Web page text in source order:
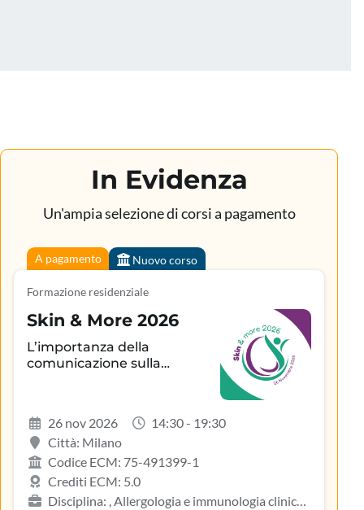
In Evidenza
Un'ampia selezione di corsi a pagamento
A pagamento Nuovo corso
Formazione residenziale
Skin & More 2026
L’importanza della
comunicazione sulla
dermatologica
26 nov 2026
14:30 - 19:30
Città: Milano
Codice ECM: 75-491399-1
Crediti ECM: 5.0
Disciplina: , Allergologia e immunologia clinica,